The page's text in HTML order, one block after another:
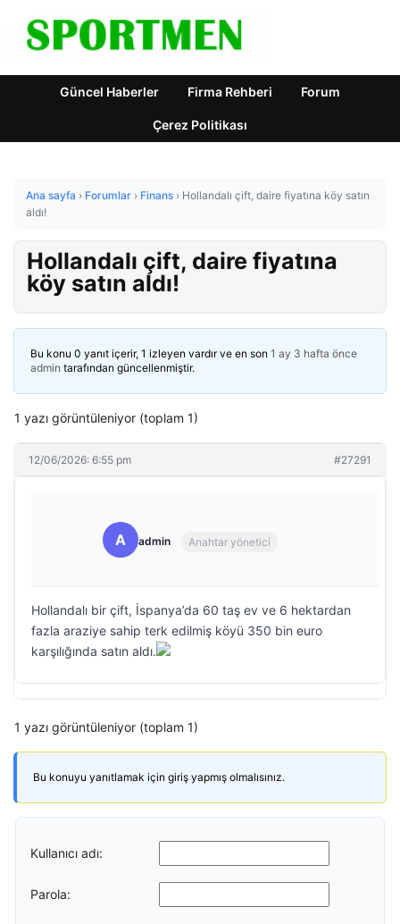
Güncel Haberler Firma Rehberi Forum
Çerez Politikası
Ana sayfa › Forumlar › Finans › Hollandalı çift, daire fiyatına köy satın
aldı!
Hollandalı çift, daire fiyatına
köy satın aldı!
Bu konu 0 yanıt içerir, 1 izleyen vardır ve en son 1 ay 3 hafta önce
admin tarafından güncellenmiştir.
1 yazı görüntüleniyor (toplam 1)
12/06/2026: 6:55 pm #27291
A admin Anahtar yönetici
Hollandalı bir çift, İspanya’da 60 taş ev ve 6 hektardan
fazla araziye sahip terk edilmiş köyü 350 bin euro
karşılığında satın aldı.
1 yazı görüntüleniyor (toplam 1)
Bu konuyu yanıtlamak için giriş yapmış olmalısınız.
Kullanıcı adı:
Parola: